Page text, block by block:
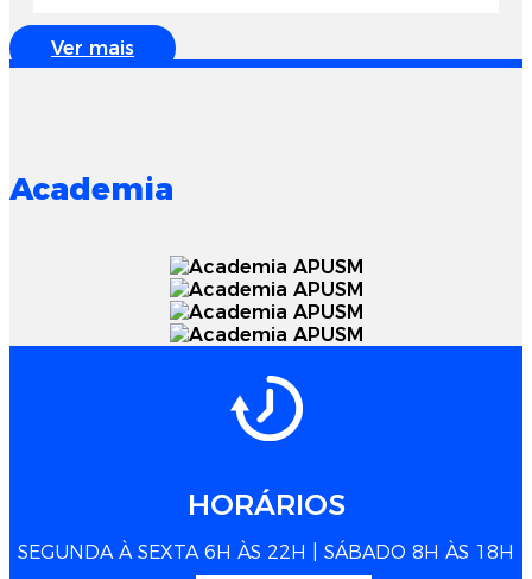
Ver mais
Academia
HORÁRIOS
SEGUNDA À SEXTA 6H ÀS 22H | SÁBADO 8H ÀS 18H